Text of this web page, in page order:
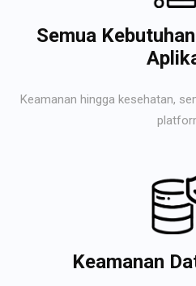
Semua
Keamanan hingga kesehatan,
Keamanan